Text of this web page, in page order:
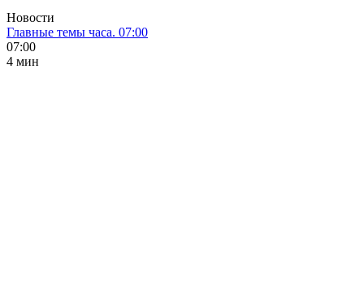
Новости
Главные темы часа. 07:00
07:00
4 мин